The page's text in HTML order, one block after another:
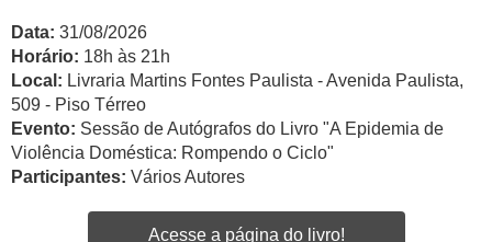
Data: 31/08/2026
Horário: 18h às 21h
Local: Livraria Martins Fontes Paulista - Avenida Paulista,
509 - Piso Térreo
Evento: Sessão de Autógrafos do Livro "A Epidemia de
Violência Doméstica: Rompendo o Ciclo"
Participantes: Vários Autores
Acesse a página do livro!